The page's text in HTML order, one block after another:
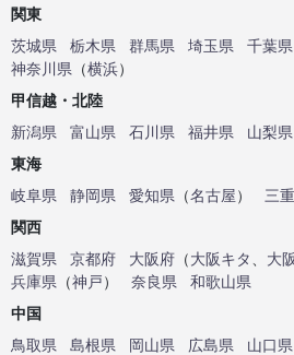
関東
茨城県
栃木県 群馬県 埼玉県 千葉県
神奈川県 （横浜）
甲信越・北陸
新潟県
富山県 石川県 福井県 山梨県
東海
岐阜県
静岡県 愛知県 （名古屋）
三
関西
滋賀県
京都府 大阪府 （大阪キタ 大
兵庫県 （神戸） 奈良県
和歌山県
中国
鳥取県
島根県 岡山県 広島県
山口県